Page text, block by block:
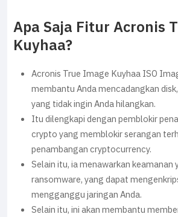
Apa Saja Fitur Acronis
Kuyhaa?
Acronis True Image Kuyhaa ISO
membantu Anda mencadangkan
yang tidak ingin Anda hilangkan.
Itu dilengkapi dengan pemblokir
crypto yang memblokir serangan
penambangan cryptocurrency.
Selain itu, ia menawarkan keamanan
ransomware, yang dapat
mengganggu jaringan Anda.
Selain itu, ini akan membantu